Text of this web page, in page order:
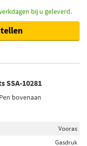
bij u geleverd.
SSA-10281
bovenaan
Vooras
Gasdruk